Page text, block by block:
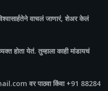
वाचलं जाणारं, शेअर केलं
होता येतं. तुम्हाला काही मांडायचं
वर पाठवा किंवा +91 88284